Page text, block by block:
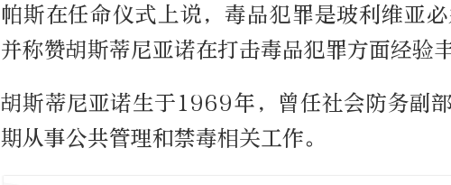
帕斯在任命仪式上说，毒品犯罪是玻利维亚
并称赞胡斯蒂尼亚诺在打击毒品犯罪方面经验丰
胡斯蒂尼亚诺生于1969年，曾任社会防务副
期从事公共管理和禁毒相关工作。